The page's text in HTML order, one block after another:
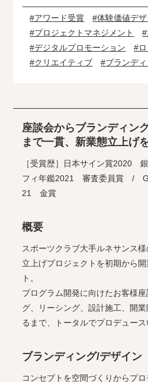
#アワード受賞
#体験価値デ
#プロジェクトマネジメント
#デジタルプロモーション
#
#クリエイティブ
#ブランデ
座談会からブランディン
まで一貫、新業態立上げ
［受賞歴］日本サイン賞2020
フィ年鑑2021 審査委員賞 /
21 金賞
概要
スポーツクラブ大手ルネサンス
立上げプロジェクトを初期から
ト。
プログラム開発に向けたお客様
グ、リーシング、設計施工、開
るまで、トータルでプロデュース
ブランディング/デザイン
コンセプトを空間づくりからプ